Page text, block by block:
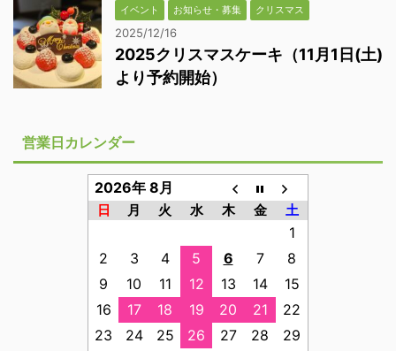
イベント お知らせ・募集 クリスマス
2025/12/16
2025クリスマスケーキ（11月1日(土)
より予約開始）
営業日カレンダー
2026年 8月
日 月 火 水 木 金 土
1
2
3 4 5 6 7
8
9
10 11 12 13 14
15
16
17 18 19 20 21
22
23
24 25 26 27 28
29